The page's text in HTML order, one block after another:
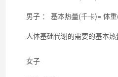
男子 ： 基本热量(千卡)= 体重
人体基础代谢的需要的基本热
女子